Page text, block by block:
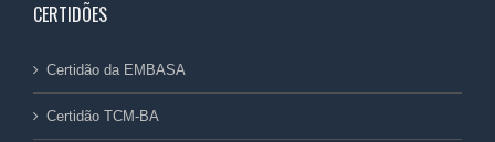
CERTIDÕES
Certidão da EMBASA
Certidão TCM-BA